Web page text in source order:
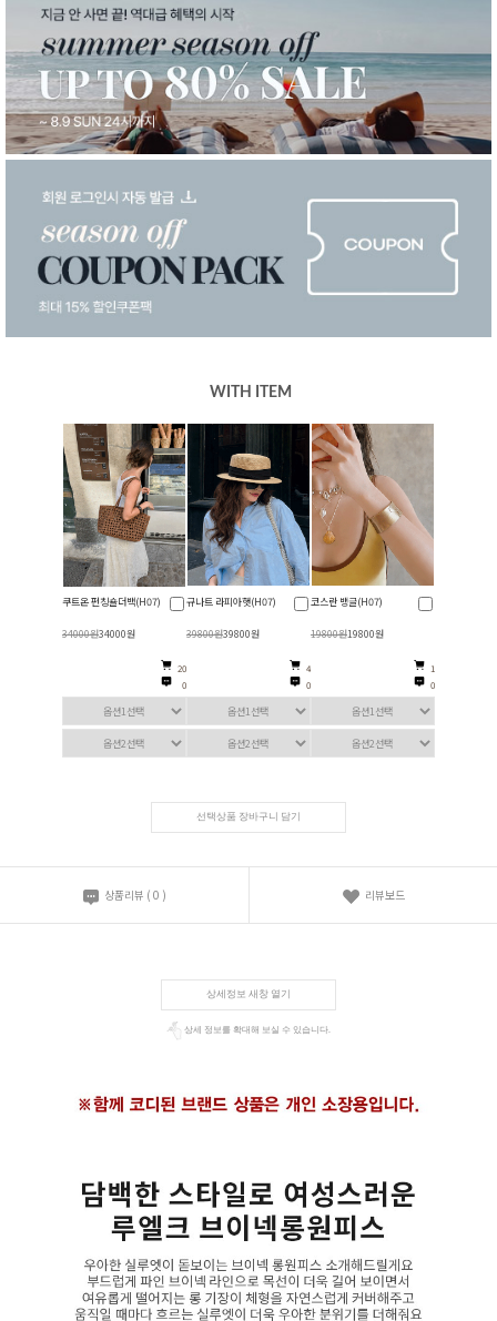
WITH ITEM
쿠트온 펀칭숄더백(H07)
34000원34000원
20
0
규나트 라피아햇(H07)
39800원39800원
4
0
코스란 뱅글(H07)
19800원19800원
1
0
선택상품 장바구니 담기
상품리뷰 ( 0 ) 리뷰보드
상세정보 새창 열기
상세 정보를 확대해 보실 수 있습니다.